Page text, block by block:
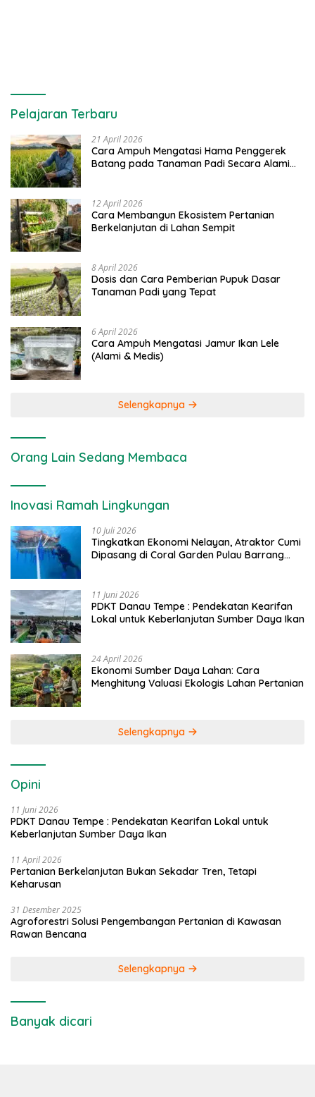
Pelajaran Terbaru
21 April 2026
Cara Ampuh Mengatasi Hama Penggerek
Batang pada Tanaman Padi Secara Alami
12 April 2026
Cara Membangun Ekosistem Pertanian
Berkelanjutan di Lahan Sempit
8 April 2026
Dosis dan Cara Pemberian Pupuk Dasar
Tanaman Padi yang Tepat
6 April 2026
Cara Ampuh Mengatasi Jamur Ikan Lele
(Alami & Medis)
Selengkapnya
Orang Lain Sedang Membaca
Inovasi Ramah Lingkungan
10 Juli 2026
Tingkatkan Ekonomi Nelayan, Atraktor Cumi
Dipasang di Coral Garden Pulau Barrang
11 Juni 2026
PDKT Danau Tempe : Pendekatan Kearifan
Lokal untuk Keberlanjutan Sumber Daya Ikan
24 April 2026
Ekonomi Sumber Daya Lahan: Cara
Menghitung Valuasi Ekologis Lahan Pertanian
Selengkapnya
Opini
11 Juni 2026
PDKT Danau Tempe : Pendekatan Kearifan Lokal untuk
Keberlanjutan Sumber Daya Ikan
11 April 2026
Pertanian Berkelanjutan Bukan Sekadar Tren, Tetapi
Keharusan
31 Desember 2025
Agroforestri Solusi Pengembangan Pertanian di Kawasan
Rawan Bencana
Selengkapnya
Banyak dicari